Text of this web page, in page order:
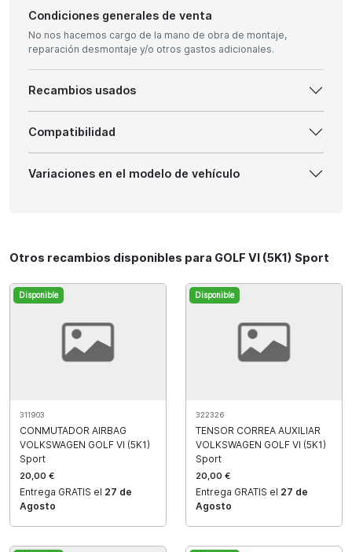
Condiciones generales de venta
No nos hacemos cargo de la mano de obra de montaje,
reparación desmontaje y/o otros gastos adicionales.
Recambios usados
Compatibilidad
Variaciones en el modelo de vehículo
Otros recambios disponibles para GOLF VI (5K1) Sport
Disponible
311903
CONMUTADOR AIRBAG
VOLKSWAGEN GOLF VI (5K1)
Sport
20,00 €
Entrega GRATIS el 27 de
Agosto
Disponible
322326
TENSOR CORREA AUXILIAR
VOLKSWAGEN GOLF VI (5K1)
Sport
20,00 €
Entrega GRATIS el 27 de
Agosto